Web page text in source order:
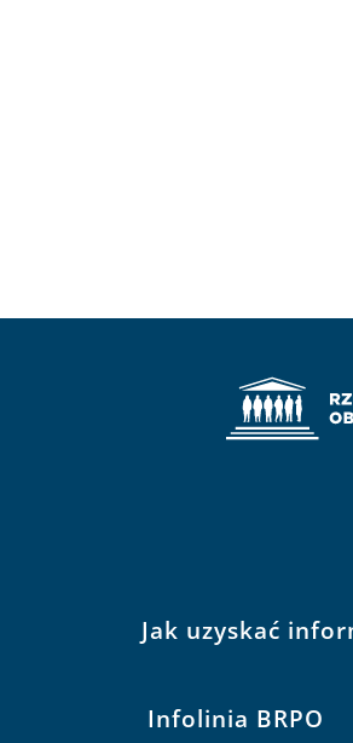
Jak uzyskać
Infolinia BRPO